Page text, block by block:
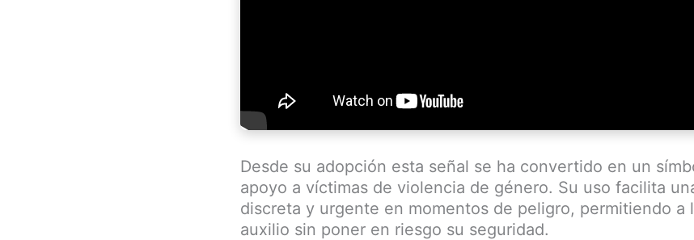
Desde su adopción esta señal se ha convertido en un
apoyo a víctimas de violencia de género. Su uso facilita
discreta y urgente en momentos de peligro, permitiendo a
auxilio sin poner en riesgo su seguridad.